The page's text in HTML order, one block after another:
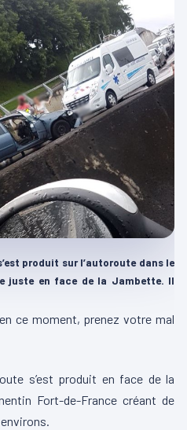
produit sur l’autoroute dans le
juste en face de la Jambette. Il
ce moment, prenez votre mal
s’est produit en face de la
Fort-de-France créant de